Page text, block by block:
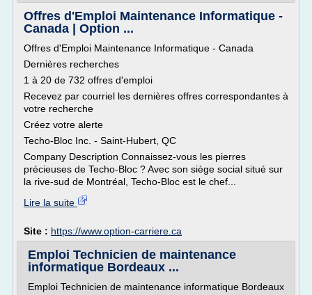
Offres d'Emploi Maintenance Informatique -
Canada | Option ...
Offres d'Emploi Maintenance Informatique - Canada
Dernières recherches
1 à 20 de 732 offres d'emploi
Recevez par courriel les dernières offres correspondantes à
votre recherche
Créez votre alerte
Techo-Bloc Inc. - Saint-Hubert, QC
Company Description Connaissez-vous les pierres
précieuses de Techo-Bloc ? Avec son siège social situé sur
la rive-sud de Montréal, Techo-Bloc est le chef...
Lire la suite
Site : https://www.option-carriere.ca
Emploi Technicien de maintenance
informatique Bordeaux ...
Emploi Technicien de maintenance informatique Bordeaux